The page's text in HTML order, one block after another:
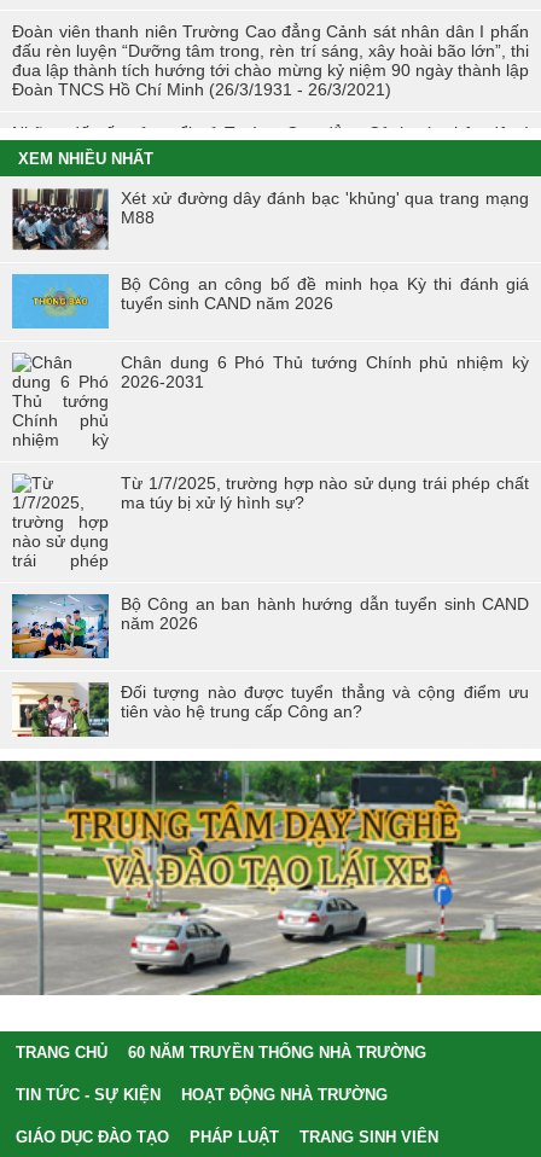
Đoàn viên thanh niên Trường Cao đẳng Cảnh sát nhân dân I phấn
đấu rèn luyện “Dưỡng tâm trong, rèn trí sáng, xây hoài bão lớn”, thi
đua lập thành tích hướng tới chào mừng kỷ niệm 90 ngày thành lập
Đoàn TNCS Hồ Chí Minh (26/3/1931 - 26/3/2021)
Những dấu ấn của tuổi trẻ Trường Cao đẳng Cảnh sát nhân dân I
trong Tháng Thanh niên 2021
Chiến dịch tình nguyện mùa đông năm 2020 và Xuân biên cương
năm 2021 trong tuổi trẻ Trường Cao đẳng Cảnh sát nhân dân I
đoàn tại Hội thi “Đoàn viên Công đoàn Tổng cục Chính trị CAND
học tập và làm theo tư tưởng, đạo đức, phong cách Hồ Chí Minh” -
khu vực phía Bắc
Hội thi “Người chiến sĩ Cảnh sát thanh lịch, tài năng” lần thứ 2 năm
2017.
XEM NHIỀU NHẤT
Xét xử đường dây đánh bạc 'khủng' qua trang mạng
M88
Bộ Công an công bố đề minh họa Kỳ thi đánh giá
tuyển sinh CAND năm 2026
Chân dung 6 Phó Thủ tướng Chính phủ nhiệm kỳ
2026-2031
Từ 1/7/2025, trường hợp nào sử dụng trái phép chất
ma túy bị xử lý hình sự?
Bộ Công an ban hành hướng dẫn tuyển sinh CAND
năm 2026
Đối tượng nào được tuyển thẳng và cộng điểm ưu
tiên vào hệ trung cấp Công an?
TRANG CHỦ 60 NĂM TRUYỀN THỐNG NHÀ TRƯỜNG
TIN TỨC - SỰ KIỆN HOẠT ĐỘNG NHÀ TRƯỜNG
GIÁO DỤC ĐÀO TẠO PHÁP LUẬT TRANG SINH VIÊN